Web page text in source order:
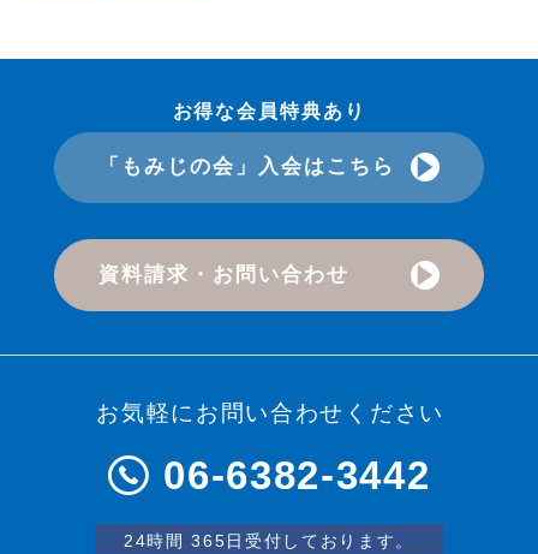
お得な会員特典あり
「もみじの会」入会はこちら
資料請求・お問い合わせ
お気軽にお問い合わせください
06-6382-3442
24時間 365日受付しております。